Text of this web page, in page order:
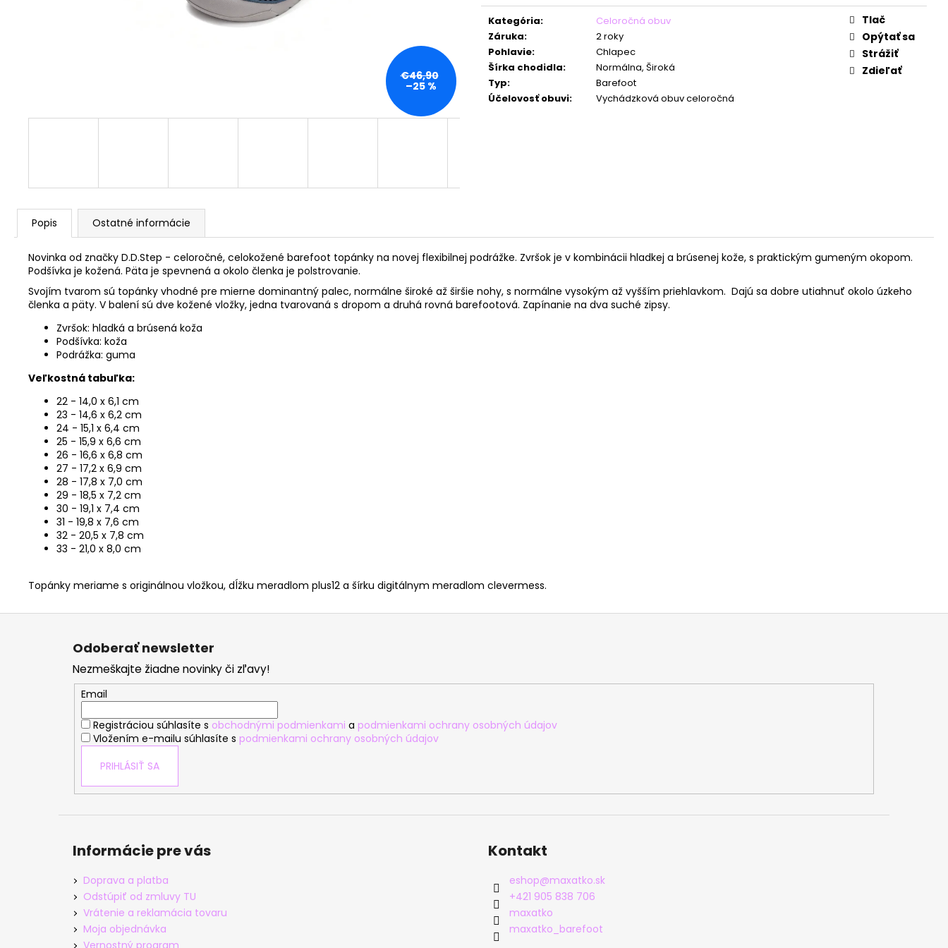
Jednotková
cena:
Kategória:
Celoročná obuv
Záruka:
2 roky
Pohlavie:
Chlapec
Šírka chodidla:
Normálna, Široká
Typ:
Barefoot
Účelovosť obuvi: Vychádzková obuv celoročná
Tlač
Opýtať sa
Strážiť
Zdieľať
€46,90
–25 %
Popis Ostatné informácie
Novinka od značky D.D.Step - celoročné, celokožené barefoot topánky na novej flexibilnej podrážke. Zvršok je v kombinácii hladkej a brúsenej kože, s praktickým gumeným okopom.
Podšívka je kožená. Päta je spevnená a okolo členka je polstrovanie.
Svojím tvarom sú topánky vhodné pre mierne dominantný palec, normálne široké až širšie nohy, s normálne vysokým až vyšším priehlavkom. Dajú sa dobre utiahnuť okolo úzkeho
členka a päty. V balení sú dve kožené vložky, jedna tvarovaná s dropom a druhá rovná barefootová. Zapínanie na dva suché zipsy.
Zvršok: hladká a brúsená koža
Podšívka: koža
Podrážka: guma
Veľkostná tabuľka:
22 - 14,0 x 6,1 cm
23 - 14,6 x 6,2 cm
24 - 15,1 x 6,4 cm
25 - 15,9 x 6,6 cm
26 - 16,6 x 6,8 cm
27 - 17,2 x 6,9 cm
28 - 17,8 x 7,0 cm
29 - 18,5 x 7,2 cm
30 - 19,1 x 7,4 cm
31 - 19,8 x 7,6 cm
32 - 20,5 x 7,8 cm
33 - 21,0 x 8,0 cm
Topánky meriame s originálnou vložkou, dĺžku meradlom plus12 a šírku digitálnym meradlom clevermess.
Z
Odoberať newsletter
Nezmeškajte žiadne novinky či zľavy!
Email
Registráciou súhlasíte s obchodnými podmienkami a podmienkami ochrany osobných údajov
Vložením e-mailu súhlasíte s podmienkami ochrany osobných údajov
PRIHLÁSIŤ SA
Informácie pre vás
Doprava a platba
Odstúpiť od zmluvy TU
Vrátenie a reklamácia tovaru
Moja objednávka
Kontakt
eshop@maxatko.sk
+421 905 838 706
maxatko
maxatko_barefoot